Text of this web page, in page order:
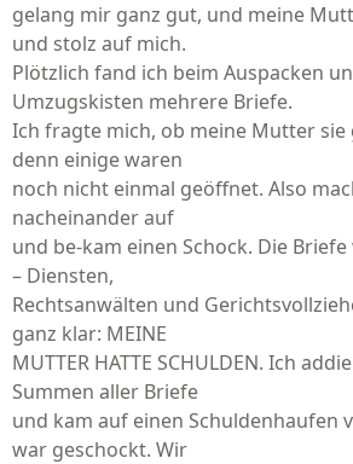
gelang mir ganz gut, und meine
und stolz auf mich.
Plötzlich fand ich beim Auspacken
Umzugskisten mehrere Briefe.
Ich fragte mich, ob meine Mutter sie
denn einige waren
noch nicht einmal geöffnet. Also
nacheinander auf
und be-kam einen Schock. Die
– Diensten,
Rechtsanwälten und
ganz klar: MEINE
MUTTER HATTE SCHULDEN. Ich
Summen aller Briefe
und kam auf einen Schuldenhaufen
war geschockt. Wir